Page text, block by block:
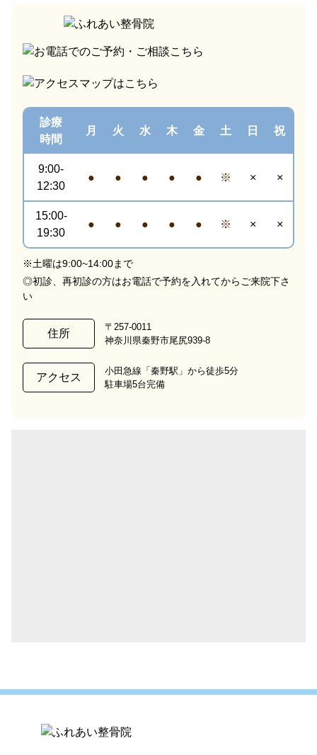
診療
時間
月 火 水 木 金 土 日 祝
9:00-
12:30
● ● ● ● ● ※ × ×
15:00-
19:30
● ● ● ● ● ※ × ×
※土曜は9:00~14:00まで
◎初診、再初診の方はお電話で予約を入れてからご来院下さ
い
住所
〒257-0011
神奈川県秦野市尾尻939-8
アクセス
小田急線「秦野駅」から徒歩5分
駐車場5台完備